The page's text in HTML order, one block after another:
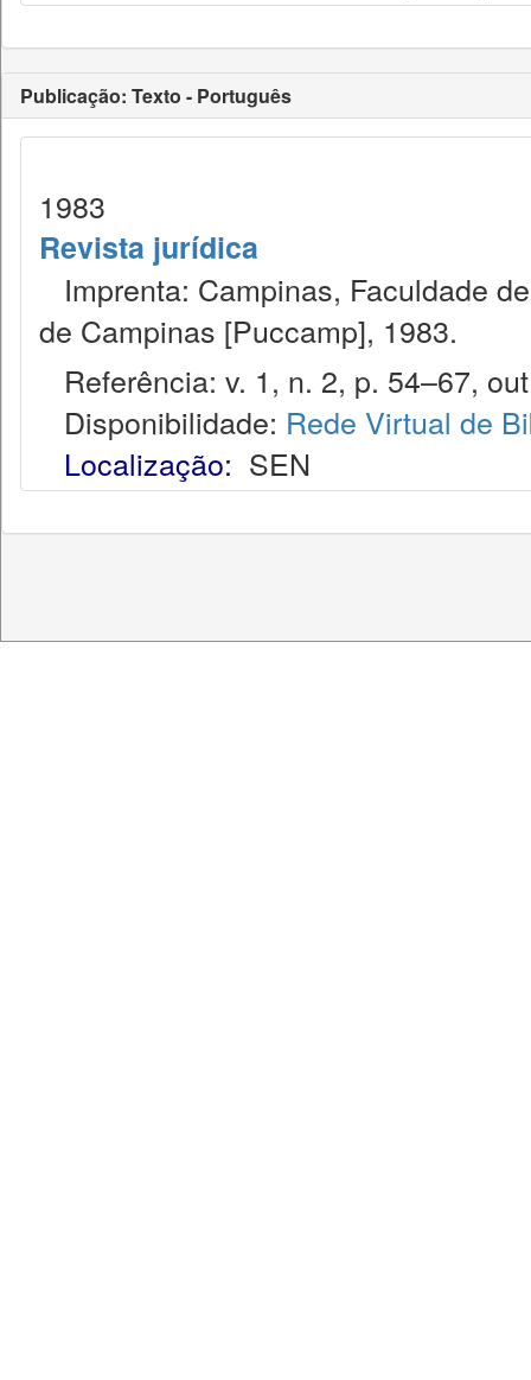
Publicação: Texto - Português
1983
Revista jurídica
Imprenta: Campinas, Faculdade
de Campinas [Puccamp], 1983.
Referência: v. 1, n. 2, p. 54–67,
Disponibilidade: Rede Virtual de
Localização: SEN